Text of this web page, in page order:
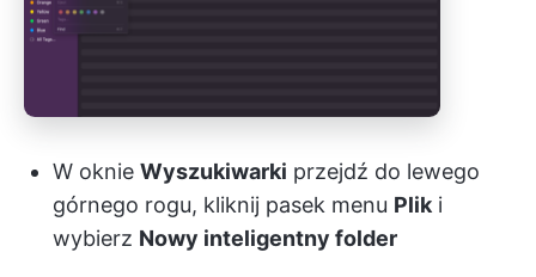
W oknie Wyszukiwarki przejdź do lewego
górnego rogu, kliknij pasek menu Plik i
wybierz Nowy inteligentny folder